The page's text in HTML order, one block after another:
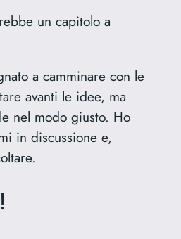
un capitolo a
a camminare con le
avanti le idee, ma
nel modo giusto. Ho
in discussione e,